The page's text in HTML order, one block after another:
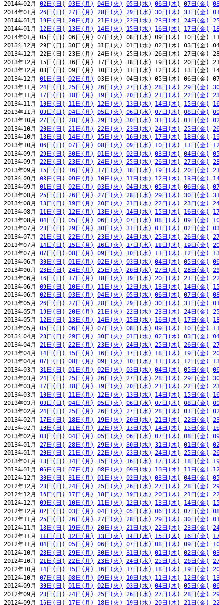
2014年02月 02日(日) 03日(月) 04日(火) 05日(水) 06日(木) 07日(金)
2014年01月 26日(日) 27日(月) 28日(火) 29日(水) 30日(木) 31日(金)
2014年01月 19日(日) 20日(月) 21日(火) 22日(水) 23日(木) 24日(金)
2014年01月 12日(日) 13日(月) 14日(火) 15日(水) 16日(木) 17日(金)
2014年01月 05日(日) 06日(月) 07日(火) 08日(水) 09日(木) 10日(金)
2013年12月 29日(日) 30日(月) 31日(火) 01日(水) 02日(木) 03日(金)
2013年12月 22日(日) 23日(月) 24日(火) 25日(水) 26日(木) 27日(金)
2013年12月 15日(日) 16日(月) 17日(火) 18日(水) 19日(木) 20日(金)
2013年12月 08日(日) 09日(月) 10日(火) 11日(水) 12日(木) 13日(金)
2013年12月 01日(日) 02日(月)
03日(火) 04日(水) 05日(木) 06日(金)
2013年11月 24日(日) 25日(月) 26日(火) 27日(水) 28日(木) 29日(金)
2013年11月 17日(日) 18日(月) 19日(火) 20日(水) 21日(木) 22日(金)
2013年11月 10日(日) 11日(月) 12日(火) 13日(水) 14日(木) 15日(金)
2013年11月 03日(日) 04日(月) 05日(火) 06日(水) 07日(木) 08日(金)
2013年10月 27日(日) 28日(月) 29日(火) 30日(水) 31日(木) 01日(金)
2013年10月 20日(日) 21日(月) 22日(火) 23日(水) 24日(木) 25日(金)
2013年10月 13日(日) 14日(月) 15日(火) 16日(水) 17日(木) 18日(金)
2013年10月 06日(日) 07日(月) 08日(火) 09日(水) 10日(木) 11日(金)
2013年09月 29日(日) 30日(月) 01日(火) 02日(水) 03日(木) 04日(金)
2013年09月 22日(日) 23日(月) 24日(火) 25日(水) 26日(木) 27日(金)
2013年09月 15日(日) 16日(月) 17日(火) 18日(水) 19日(木) 20日(金)
2013年09月 08日(日) 09日(月) 10日(火) 11日(水) 12日(木) 13日(金)
2013年09月 01日(日) 02日(月) 03日(火) 04日(水) 05日(木) 06日(金)
2013年08月 25日(日) 26日(月) 27日(火) 28日(水) 29日(木) 30日(金)
2013年08月 18日(日) 19日(月) 20日(火) 21日(水) 22日(木) 23日(金)
2013年08月 11日(日) 12日(月) 13日(火) 14日(水) 15日(木) 16日(金)
2013年08月 04日(日) 05日(月) 06日(火) 07日(水) 08日(木) 09日(金)
2013年07月 28日(日) 29日(月) 30日(火) 31日(水) 01日(木) 02日(金)
2013年07月 21日(日) 22日(月) 23日(火) 24日(水) 25日(木) 26日(金)
2013年07月 14日(日) 15日(月) 16日(火) 17日(水) 18日(木) 19日(金)
2013年07月 07日(日) 08日(月) 09日(火) 10日(水) 11日(木) 12日(金)
2013年06月 30日(日) 01日(月) 02日(火) 03日(水) 04日(木) 05日(金)
2013年06月 23日(日) 24日(月) 25日(火) 26日(水) 27日(木) 28日(金)
2013年06月 16日(日) 17日(月) 18日(火) 19日(水) 20日(木) 21日(金)
2013年06月 09日(日) 10日(月) 11日(火) 12日(水) 13日(木) 14日(金)
2013年06月 02日(日) 03日(月) 04日(火) 05日(水) 06日(木) 07日(金)
2013年05月 26日(日) 27日(月) 28日(火) 29日(水) 30日(木) 31日(金)
2013年05月 19日(日) 20日(月) 21日(火) 22日(水) 23日(木) 24日(金)
2013年05月 12日(日) 13日(月) 14日(火) 15日(水) 16日(木) 17日(金)
2013年05月 05日(日) 06日(月) 07日(火) 08日(水) 09日(木) 10日(金)
2013年04月 28日(日) 29日(月) 30日(火) 01日(水) 02日(木) 03日(金)
2013年04月 21日(日) 22日(月) 23日(火) 24日(水) 25日(木) 26日(金)
2013年04月 14日(日) 15日(月) 16日(火) 17日(水) 18日(木) 19日(金)
2013年04月 07日(日) 08日(月) 09日(火) 10日(水) 11日(木) 12日(金)
2013年03月 31日(日) 01日(月) 02日(火) 03日(水) 04日(木) 05日(金)
2013年03月 24日(日) 25日(月) 26日(火) 27日(水) 28日(木) 29日(金)
2013年03月 17日(日) 18日(月) 19日(火) 20日(水) 21日(木) 22日(金)
2013年03月 10日(日) 11日(月) 12日(火) 13日(水) 14日(木) 15日(金)
2013年03月 03日(日) 04日(月) 05日(火) 06日(水) 07日(木) 08日(金)
2013年02月 24日(日) 25日(月) 26日(火) 27日(水) 28日(木) 01日(金)
2013年02月 17日(日) 18日(月) 19日(火) 20日(水) 21日(木) 22日(金)
2013年02月 10日(日) 11日(月) 12日(火) 13日(水) 14日(木) 15日(金)
2013年02月 03日(日) 04日(月) 05日(火) 06日(水) 07日(木) 08日(金)
2013年01月 27日(日) 28日(月) 29日(火) 30日(水) 31日(木) 01日(金)
2013年01月 20日(日) 21日(月) 22日(火) 23日(水) 24日(木) 25日(金)
2013年01月 13日(日) 14日(月) 15日(火) 16日(水) 17日(木) 18日(金)
2013年01月 06日(日) 07日(月) 08日(火) 09日(水) 10日(木) 11日(金)
2012年12月 30日(日) 31日(月) 01日(火) 02日(水) 03日(木) 04日(金)
2012年12月 23日(日) 24日(月) 25日(火) 26日(水) 27日(木) 28日(金)
2012年12月 16日(日) 17日(月) 18日(火) 19日(水) 20日(木) 21日(金)
2012年12月 09日(日) 10日(月) 11日(火) 12日(水) 13日(木) 14日(金)
2012年12月 02日(日) 03日(月) 04日(火) 05日(水) 06日(木) 07日(金)
2012年11月 25日(日) 26日(月) 27日(火) 28日(水) 29日(木) 30日(金)
2012年11月 18日(日) 19日(月) 20日(火) 21日(水) 22日(木) 23日(金)
2012年11月 11日(日) 12日(月) 13日(火) 14日(水) 15日(木) 16日(金)
2012年11月 04日(日) 05日(月) 06日(火) 07日(水) 08日(木) 09日(金)
2012年10月 28日(日) 29日(月) 30日(火) 31日(水) 01日(木) 02日(金)
2012年10月 21日(日) 22日(月) 23日(火) 24日(水) 25日(木) 26日(金)
2012年10月 14日(日) 15日(月) 16日(火) 17日(水) 18日(木) 19日(金)
2012年10月 07日(日) 08日(月) 09日(火) 10日(水) 11日(木) 12日(金)
2012年09月 30日(日) 01日(月) 02日(火) 03日(水) 04日(木) 05日(金)
2012年09月 23日(日) 24日(月) 25日(火) 26日(水) 27日(木) 28日(金)
2012年09月 16日(日) 17日(月) 18日(火) 19日(水) 20日(木) 21日(金)